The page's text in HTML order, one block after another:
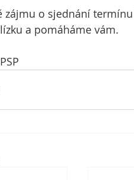
zájmu o sjednání
a pomáháme vám.